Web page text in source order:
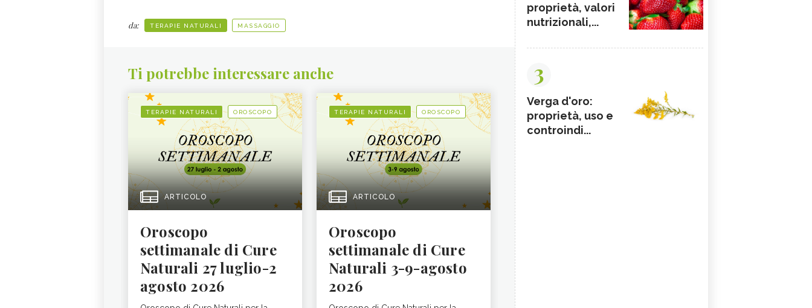
da: TERAPIE NATURALI MASSAGGIO
Ti potrebbe interessare anche
TERAPIE NATURALI OROSCOPO
ARTICOLO
Oroscopo
settimanale di Cure
Naturali 27 luglio-2
agosto 2026
TERAPIE NATURALI OROSCOPO
ARTICOLO
Oroscopo
settimanale di Cure
Naturali 3-9-agosto
2026
proprietà, valori
nutrizionali,...
3
Verga d'oro:
proprietà, uso e
controindi...